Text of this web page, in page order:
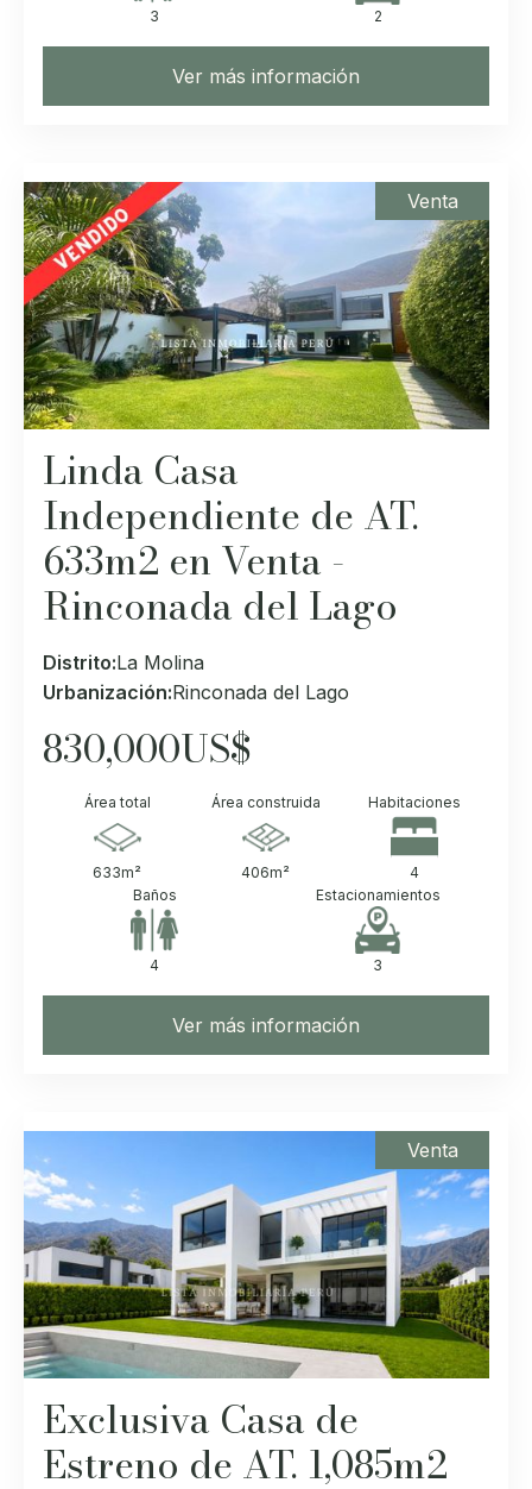
3 2
Ver más información
Venta
Linda Casa
Independiente de AT.
633m2 en Venta -
Rinconada del Lago
Distrito:La Molina
Urbanización:Rinconada del Lago
830,000US$
Área total
633m²
Área construida
406m²
Habitaciones
4
Baños
4
Estacionamientos
3
Ver más información
Venta
Exclusiva Casa de
Estreno de AT. 1,085m2